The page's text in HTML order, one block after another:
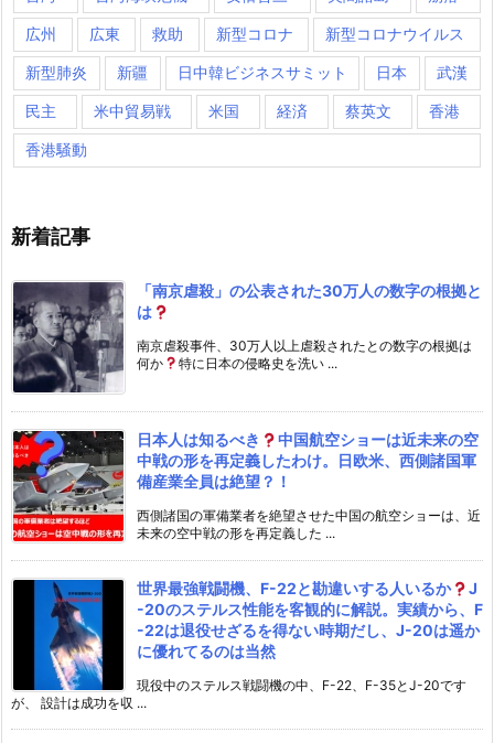
広州 広東 救助 新型コロナ 新型コロナウイルス
新型肺炎 新疆 日中韓ビジネスサミット 日本 武漢
民主 米中貿易戦 米国 経済 蔡英文 香港
香港騒動
新着記事
「南京虐殺」の公表された30万人の数字の根拠と
は
南京虐殺事件、30万人以上虐殺されたとの数字の根拠は
何か
特に日本の侵略史を洗い ...
日本人は知るべき
中国航空ショーは近未来の空
中戦の形を再定義したわけ。日欧米、西側諸国軍
備産業全員は絶望？！
西側諸国の軍備業者を絶望させた中国の航空ショーは、近
未来の空中戦の形を再定義した ...
世界最強戦闘機、F-22と勘違いする人いるか
J
-20のステルス性能を客観的に解説。実績から、F
-22は退役せざるを得ない時期だし、J-20は遥か
に優れてるのは当然
現役中のステルス戦闘機の中、F-22、F-35とJ-20です
が、 設計は成功を収 ...